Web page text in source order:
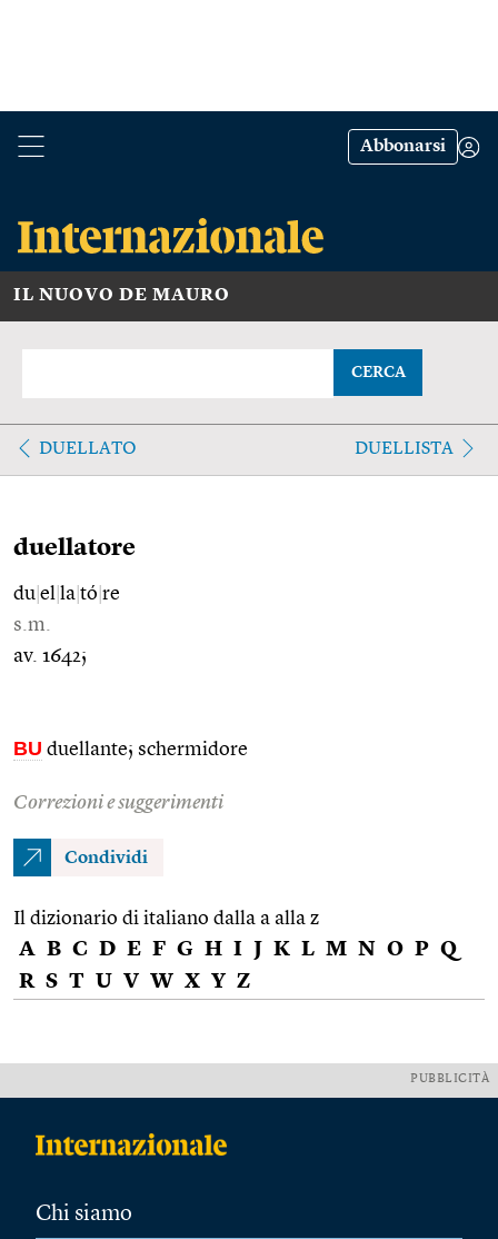
Abbonarsi
IL NUOVO DE MAURO
CERCA
DUELLATO DUELLISTA
duellatore
du el la tó re
s.m.
av. 1642;
BU duellante; schermidore
Correzioni e suggerimenti
Condividi
Il dizionario di italiano dalla a alla z
A B C D E F G H I J K L M N O P Q
R S T U V W X Y Z
PUBBLICITÀ
Chi siamo